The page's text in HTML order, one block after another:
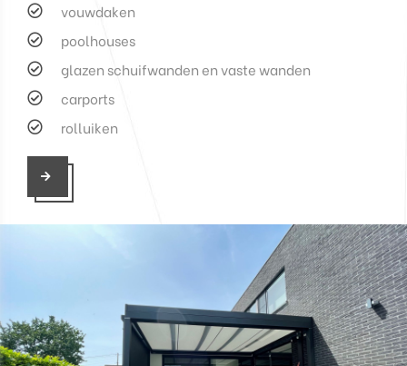
vouwdaken
poolhouses
glazen schuifwanden en vaste wanden
carports
rolluiken